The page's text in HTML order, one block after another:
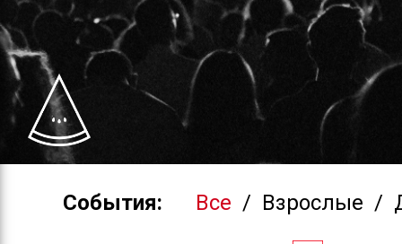
События: Все / Взрослые /